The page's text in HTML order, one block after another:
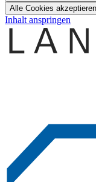
Alle Cookies akzeptieren
Inhalt anspringen